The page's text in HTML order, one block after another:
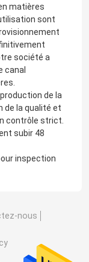
matières
sont
société a
canal
de la
de la qualité et
contrôle strict.
subir 48
inspection
nous